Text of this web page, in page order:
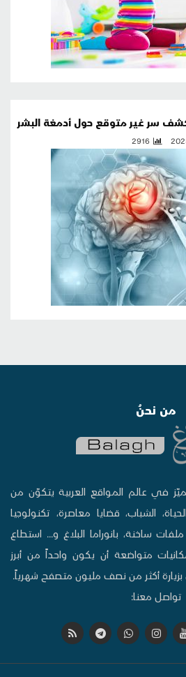
سر غير متوقع حول أدمغة البشر
2916
من نحنُ
في عالم المواقع العربية يتكوّن من
الشباب، قضايا معاصرة، تكنولوجيا
ملفات ساخنة، بانوراما البلاغ و... استطاع
متواضعة أن يكون واحداً من أبرز
أكثر من نصف مليون متصفح شهرياً.
تواصل معنا: